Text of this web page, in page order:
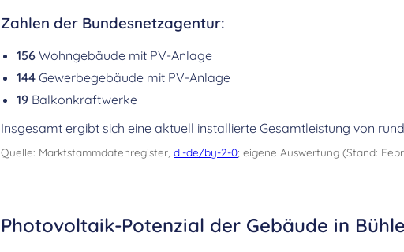
Zahlen der Bundesnetzagentur:
156 Wohngebäude mit PV-Anlage
144 Gewerbegebäude mit PV-Anlage
19 Balkonkraftwerke
Insgesamt ergibt sich eine aktuell installierte Gesamtleistung von rund
Quelle: Marktstammdatenregister, dl-de/by-2-0; eigene Auswertung (Stand:
Photovoltaik-Potenzial der Gebäude in